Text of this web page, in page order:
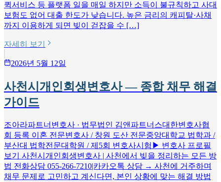
퀵서비스 등 플랫폼 일을 매일 하지만 소득이 불규칙하고 사대
보험도 없어 대출 한도가 낮습니다. 높은 금리의 캐피탈·사채
까지 이용하게 되면 빚이 걷잡을 수 […]
자세히 보기
2026년 5월 12일
사천시개인회생변호사 — 종합 채무 해결
가이드
조아라파트너변호사 · 법무법인 김앤파트너스대한변호사협
회 등록 이혼 전문변호사 / 창원 도산 전문중앙대학교 법학과 /
부산대 법학전문대학원 / 제5회 변호사시험▶ 변호사 프로필
보기 사천시개인회생변호사 | 사천에서 빚을 정리하는 모든 방
법 전화상담 055-266-7210|카카오톡 상담 → 사천에 거주하며
채무 문제로 고민하고 계신다면, 본인 상황에 맞는 해결 방법